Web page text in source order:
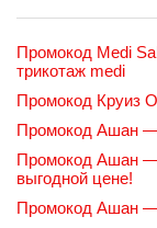
Промокод Medi
трикотаж medi
Промокод Круиз
Промокод Ашан —
Промокод Ашан
выгодной цене!
Промокод Ашан —